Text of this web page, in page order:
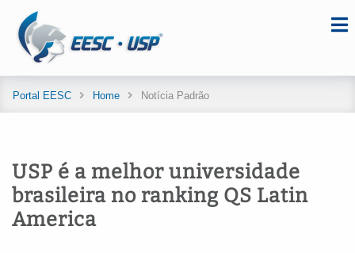
Portal EESC Home Notícia Padrão
USP é a melhor universidade
brasileira no ranking QS Latin
America